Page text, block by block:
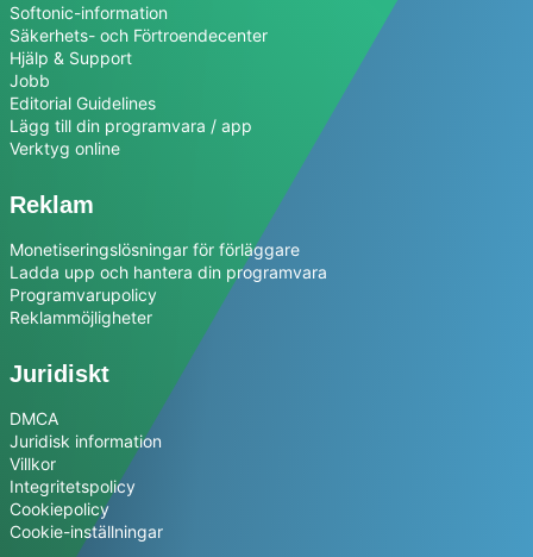
Softonic-information
Säkerhets- och Förtroendecenter
Hjälp & Support
Jobb
Editorial Guidelines
Lägg till din programvara / app
Verktyg online
Reklam
Monetiseringslösningar för förläggare
Ladda upp och hantera din programvara
Programvarupolicy
Reklammöjligheter
Juridiskt
DMCA
Juridisk information
Villkor
Integritetspolicy
Cookiepolicy
Cookie-inställningar